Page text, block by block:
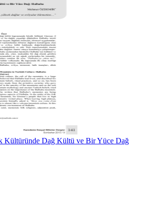
Kültüründe Dağ Kültü ve Bir Yüce Dağ